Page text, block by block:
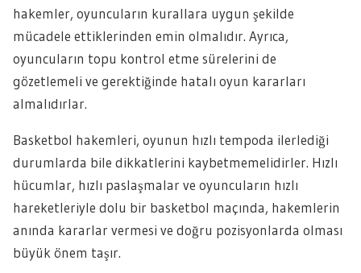
hakemler, oyuncuların kurallara uygun şekilde
mücadele ettiklerinden emin olmalıdır. Ayrıca,
oyuncuların topu kontrol etme sürelerini de
gözetlemeli ve gerektiğinde hatalı oyun kararları
almalıdırlar.
Basketbol hakemleri, oyunun hızlı tempoda ilerlediği
durumlarda bile dikkatlerini kaybetmemelidirler. Hızlı
hücumlar, hızlı paslaşmalar ve oyuncuların hızlı
hareketleriyle dolu bir basketbol maçında, hakemlerin
anında kararlar vermesi ve doğru pozisyonlarda olması
büyük önem taşır.